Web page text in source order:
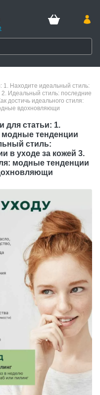
1. Находите идеальный стиль:
Идеальный стиль: последние
достичь идеального стиля:
вдохновляющи
для статьи: 1.
модные тенденции
стиль:
в уходе за кожей 3.
модные тенденции